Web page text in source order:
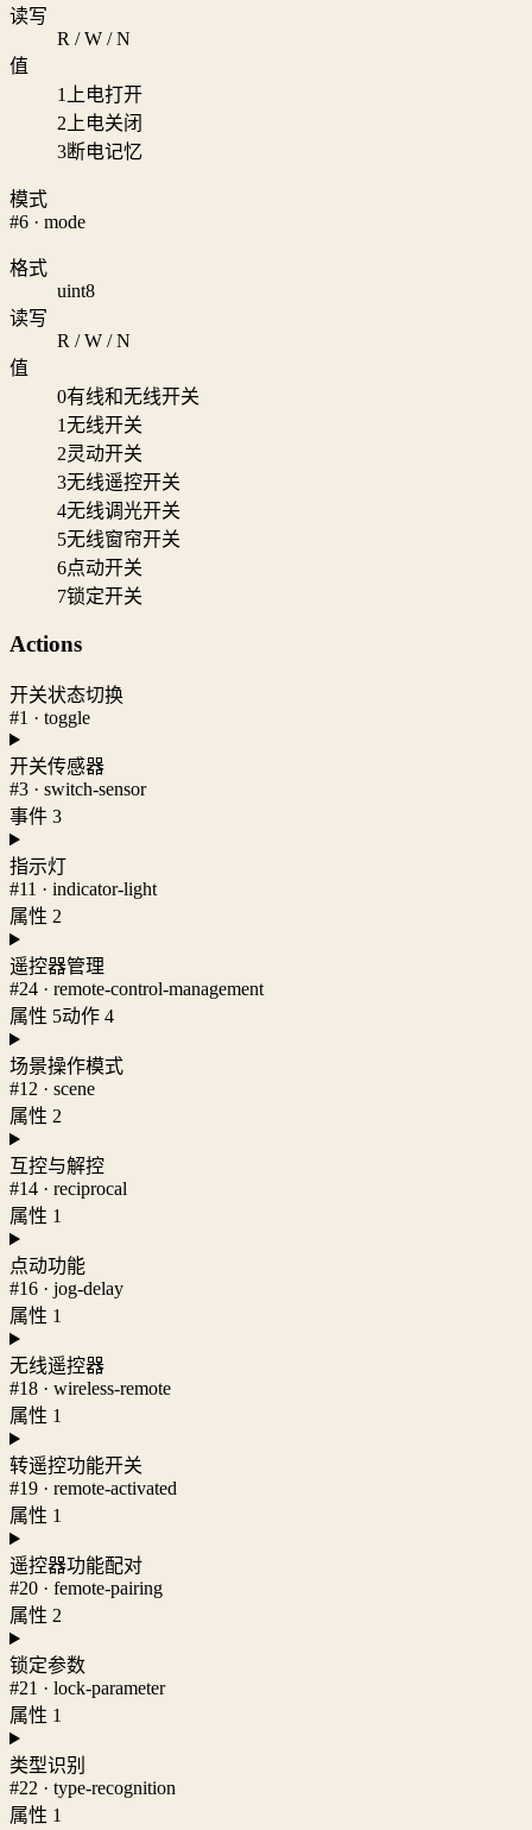
读写
R / W / N
值
1
上电打开
2 上电关闭
3断电记忆
模式
#6 · mode
格式
uint8
读写
R / W / N
值
0有线和无线开关
1无线开关
2灵动开关
3无线遥控开关
4无线调光开关
5无线窗帘开关
6点动开关
7锁定开关
Actions
开关状态切换
#1 · toggle
开关传感器
#3 · switch-sensor
事件 3
指示灯
#11 · indicator-light
属性 2
遥控器管理
#24 · remote-control-management
属性 5动作 4
场景操作模式
#12 · scene
属性 2
互控与解控
#14 · reciprocal
属性 1
点动功能
#16 · jog-delay
属性 1
无线遥控器
#18 · wireless-remote
属性 1
转遥控功能开关
#19 · remote-activated
属性 1
遥控器功能配对
#20 · femote-pairing
属性 2
锁定参数
#21 · lock-parameter
属性 1
类型识别
#22 · type-recognition
属性 1